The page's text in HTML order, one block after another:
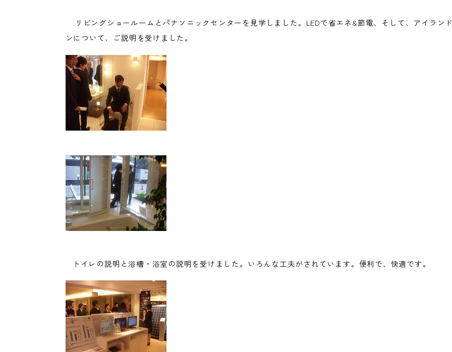
リビングショールームとパナソニックセンターを見学しました。 LEDで省エネ&節電、そして、アイラン
ンについて、ご説明を受けました。
トイレの説明と浴槽・浴室の説明を受けました。いろんな工夫がされています。便利で、快適です。